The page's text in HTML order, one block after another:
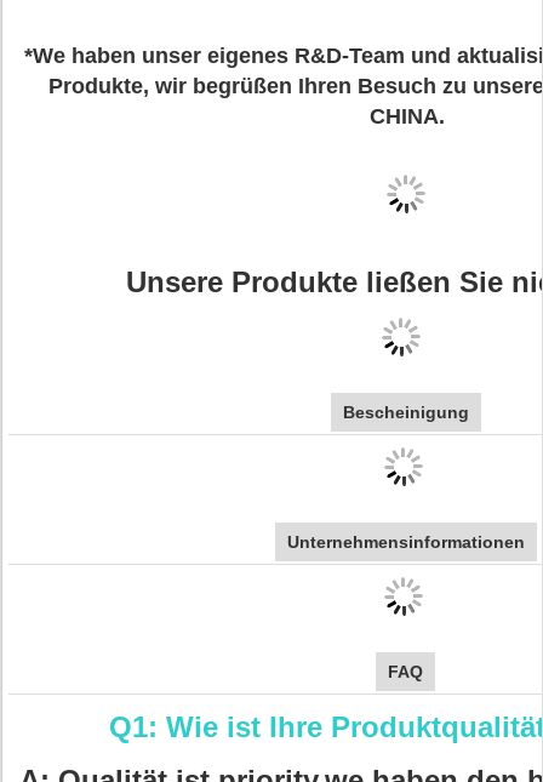
*We haben unser eigenes R&D-Team und
Produkte, wir begrüßen Ihren Besuch zu
CHINA.
Unsere Produkte ließen Sie
Bescheinigung
Unternehmensinformationen
FAQ
Q1: Wie ist Ihre